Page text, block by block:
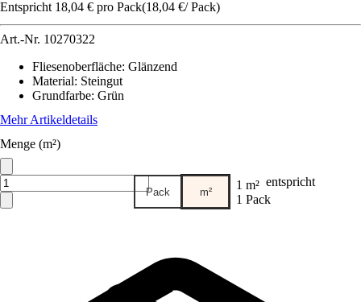
Entspricht 18,04 € pro Pack(18,04 €/ Pack)
Art.-Nr. 10270322
Fliesenoberfläche: Glänzend
Material: Steingut
Grundfarbe: Grün
Mehr Artikeldetails
Menge (m²)
Pack m² 1 m² entspricht
1 Pack